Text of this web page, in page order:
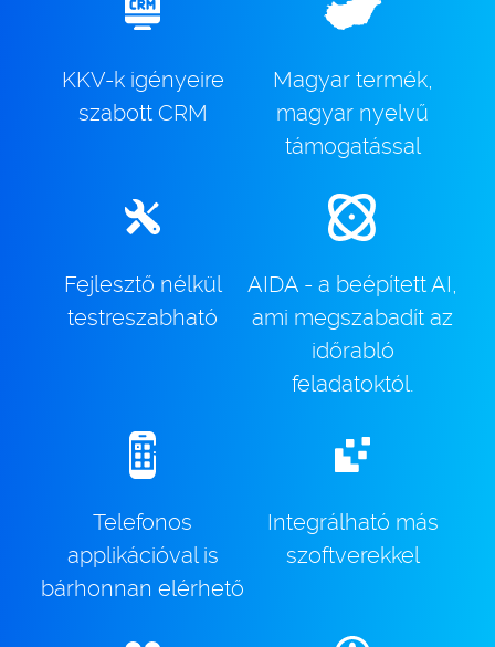
KKV-k igényeire
szabott CRM
Magyar termék,
magyar nyelvű
támogatással
Fejlesztő nélkül
testreszabható
AIDA - a beépített AI,
ami megszabadít az
időrabló
feladatoktól.
Telefonos
applikációval is
bárhonnan elérhető
Integrálható más
szoftverekkel